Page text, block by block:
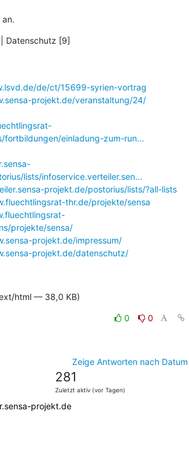
an.
Datenschutz [9]
de/ct/15699-syrien-vortrag
projekt.de/veranstaltung/24/
fortbildungen/einladung-zum-run...
lists/infoservice.verteiler.sen...
projekt.de/postorius/lists/?all-lists
thr.de/projekte/sensa
projekte/sensa/
projekt.de/impressum/
projekt.de/datenschutz/
html — 38,0 KB)
0
0
Zeige Antworten nach Datum
281
Zuletzt aktiv (vor Tagen)
projekt.de